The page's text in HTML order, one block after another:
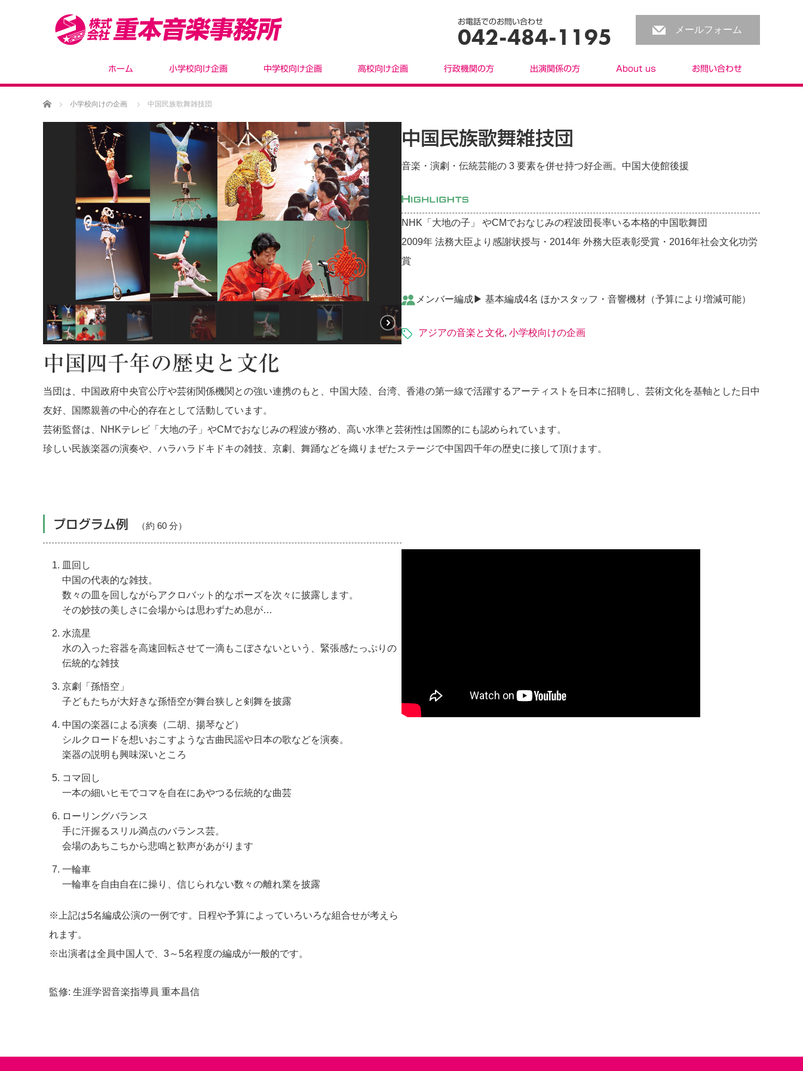
お電話でのお問い合わせ
042-484-1195 メールフォーム
ホーム 小学校向け企画 中学校向け企画 高校向け企画 行政機関の方 出演関係の方 About us お問い合わせ
ホーム 小学校向けの企画 中国民族歌舞雑技団
中国民族歌舞雑技団
音楽・演劇・伝統芸能の 3 要素を併せ持つ好企画。中国大使館後援
NHK「大地の子」 やCMでおなじみの程波団長率いる本格的中国歌舞団
2009年 法務大臣より感謝状授与・2014年 外務大臣表彰受賞・2016年社会文化功労
賞
メンバー編成▶︎ 基本編成4名 ほかスタッフ・音響機材（予算により増減可能）
アジアの音楽と文化, 小学校向けの企画
中国四千年の歴史と文化
当団は、中国政府中央官公庁や芸術関係機関との強い連携のもと、中国大陸、台湾、香港の第一線で活躍するアーティストを日本に招聘し、芸術文化を基軸とした日中
友好、国際親善の中心的存在として活動しています。
芸術監督は、NHKテレビ「大地の子」やCMでおなじみの程波が務め、高い水準と芸術性は国際的にも認められています。
珍しい民族楽器の演奏や、ハラハラドキドキの雑技、京劇、舞踊などを織りまぜたステージで中国四千年の歴史に接して頂けます。
プログラム例 （約 60 分）
皿回し
中国の代表的な雑技。
数々の皿を回しながらアクロバット的なポーズを次々に披露します。
その妙技の美しさに会場からは思わずため息が…
水流星
水の入った容器を高速回転させて一滴もこぼさないという、緊張感たっぷりの
伝統的な雑技
京劇「孫悟空」
子どもたちが大好きな孫悟空が舞台狭しと剣舞を披露
中国の楽器による演奏（二胡、揚琴など）
シルクロードを想いおこすような古曲民謡や日本の歌などを演奏。
楽器の説明も興味深いところ
コマ回し
一本の細いヒモでコマを自在にあやつる伝統的な曲芸
ローリングバランス
手に汗握るスリル満点のバランス芸。
会場のあちこちから悲鳴と歓声があがります
一輪車
一輪車を自由自在に操り、信じられない数々の離れ業を披露
※上記は5名編成公演の一例です。日程や予算によっていろいろな組合せが考えら
れます。
※出演者は全員中国人で、3～5名程度の編成が一般的です。
監修: 生涯学習音楽指導員 重本昌信